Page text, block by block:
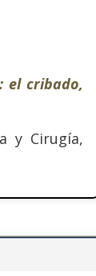
el cribado,
y Cirugía,